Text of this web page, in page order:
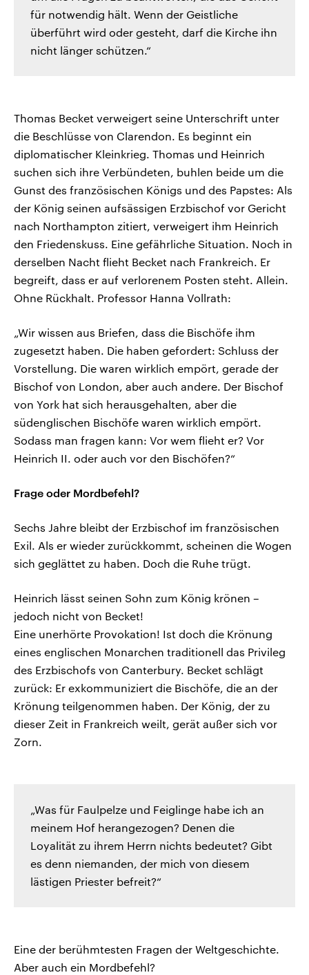
für notwendig hält. Wenn der Geistliche
überführt wird oder gesteht, darf die Kirche ihn
nicht länger schützen.“
Thomas Becket verweigert seine Unterschrift unter
die Beschlüsse von Clarendon. Es beginnt ein
diplomatischer Kleinkrieg. Thomas und Heinrich
suchen sich ihre Verbündeten, buhlen beide um die
Gunst des französischen Königs und des Papstes: Als
der König seinen aufsässigen Erzbischof vor Gericht
nach Northampton zitiert, verweigert ihm Heinrich
den Friedenskuss. Eine gefährliche Situation. Noch in
derselben Nacht flieht Becket nach Frankreich. Er
begreift, dass er auf verlorenem Posten steht. Allein.
Ohne Rückhalt. Professor Hanna Vollrath:
„Wir wissen aus Briefen, dass die Bischöfe ihm
zugesetzt haben. Die haben gefordert: Schluss der
Vorstellung. Die waren wirklich empört, gerade der
Bischof von London, aber auch andere. Der Bischof
von York hat sich herausgehalten, aber die
südenglischen Bischöfe waren wirklich empört.
Sodass man fragen kann: Vor wem flieht er? Vor
Heinrich II. oder auch vor den Bischöfen?“
Frage oder Mordbefehl?
Sechs Jahre bleibt der Erzbischof im französischen
Exil. Als er wieder zurückkommt, scheinen die Wogen
sich geglättet zu haben. Doch die Ruhe trügt.
Heinrich lässt seinen Sohn zum König krönen –
jedoch nicht von Becket!
Eine unerhörte Provokation! Ist doch die Krönung
eines englischen Monarchen traditionell das Privileg
des Erzbischofs von Canterbury. Becket schlägt
zurück: Er exkommuniziert die Bischöfe, die an der
Krönung teilgenommen haben. Der König, der zu
dieser Zeit in Frankreich weilt, gerät außer sich vor
Zorn.
„Was für Faulpelze und Feiglinge habe ich an
meinem Hof herangezogen? Denen die
Loyalität zu ihrem Herrn nichts bedeutet? Gibt
es denn niemanden, der mich von diesem
lästigen Priester befreit?“
Eine der berühmtesten Fragen der Weltgeschichte.
Aber auch ein Mordbefehl?